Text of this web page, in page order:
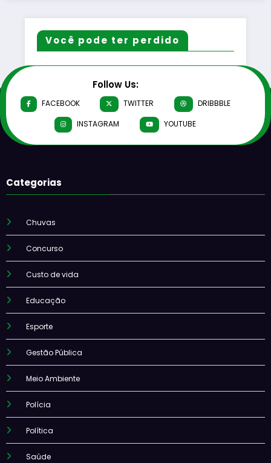
Você pode ter perdido
Follow Us:
FACEBOOK TWITTER
DRIBBBLE
INSTAGRAM
YOUTUBE
Categorias
Chuvas
Concurso
Custo de vida
Educação
Esporte
Gestão Pública
Meio Ambiente
Polícia
Política
Saúde